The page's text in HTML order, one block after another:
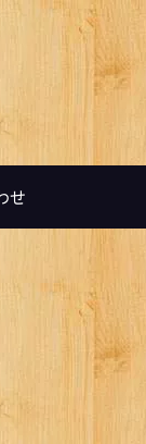
せ